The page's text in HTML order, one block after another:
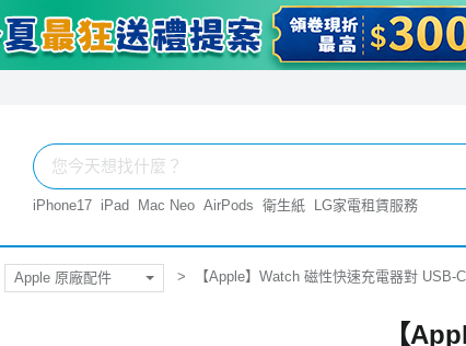
iPhone17 iPad Mac Neo AirPods 衛生紙 LG家電租賃服務
Apple 原廠配件 【Apple】Watch 磁性快速充電器對 USB-
【